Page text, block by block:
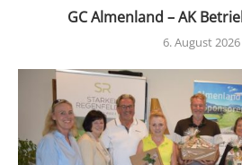
GC Almenland – AK
6. August 2026